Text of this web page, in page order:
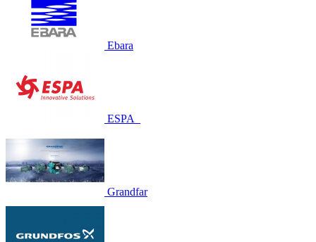
Ebara
ESPA_
Grandfar